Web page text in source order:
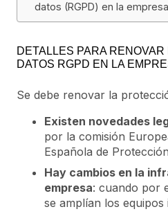
datos (RGPD) en la
DETALLES PARA
DATOS RGPD EN LA
Se debe renovar la
Existen novedades
por la comisión
Española de
Hay cambios en la
empresa: cuando por
se amplían los